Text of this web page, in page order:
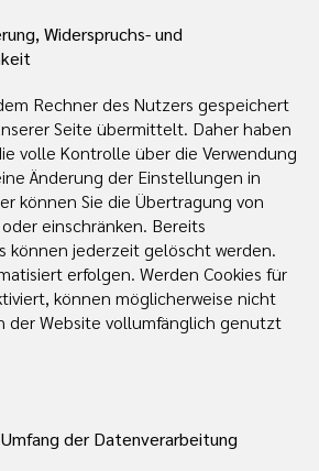
Widerspruchs- und
Rechner des Nutzers gespeichert
Seite übermittelt. Daher haben
volle Kontrolle über die Verwendung
Änderung der Einstellungen in
können Sie die Übertragung von
einschränken. Bereits
können jederzeit gelöscht werden.
erfolgen. Werden Cookies für
können möglicherweise nicht
der Website vollumfänglich genutzt
der Datenverarbeitung